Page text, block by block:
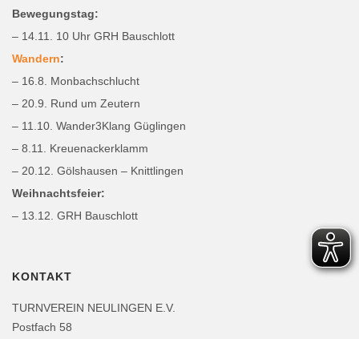
Bewegungstag:
– 14.11. 10 Uhr GRH Bauschlott
Wandern:
– 16.8. Monbachschlucht
– 20.9. Rund um Zeutern
– 11.10. Wander3Klang Güglingen
– 8.11. Kreuenackerklamm
– 20.12. Gölshausen – Knittlingen
Weihnachtsfeier:
– 13.12. GRH Bauschlott
KONTAKT
TURNVEREIN NEULINGEN E.V.
Postfach 58